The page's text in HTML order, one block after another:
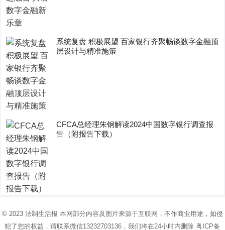
系统复盘 积极展望 百家银行齐聚畅谈数字金融顶
层设计与精准施策
CFCA总经理朱钢解读2024中国数字银行调查报
告（附报告下载）
© 2023 法制生活报 本网部分内容及图片来源于互联网，不作商业用途，如侵
犯了您的权益，请联系微信13232703136，我们将在24小时内删除粤ICP备